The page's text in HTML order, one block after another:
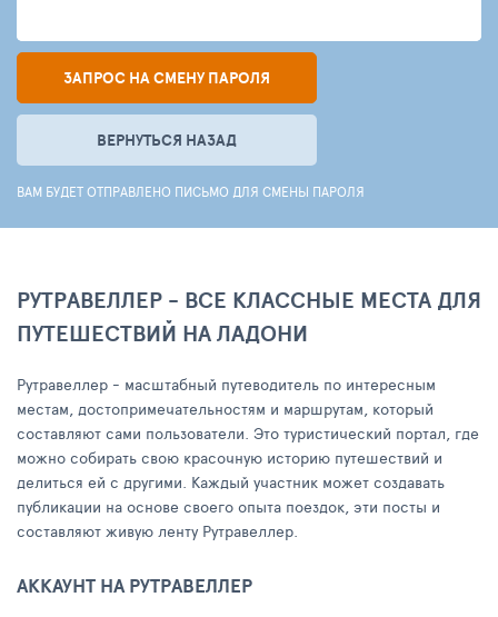
ЗАПРОС НА СМЕНУ ПАРОЛЯ
ВЕРНУТЬСЯ НАЗАД
ВАМ БУДЕТ ОТПРАВЛЕНО ПИСЬМО ДЛЯ СМЕНЫ ПАРОЛЯ
РУТРАВЕЛЛЕР - ВСЕ КЛАССНЫЕ МЕСТА ДЛЯ
ПУТЕШЕСТВИЙ НА ЛАДОНИ
Рутравеллер - масштабный путеводитель по интересным
местам, достопримечательностям и маршрутам, который
составляют сами пользователи. Это туристический портал, где
можно собирать свою красочную историю путешествий и
делиться ей с другими. Каждый участник может создавать
публикации на основе своего опыта поездок, эти посты и
составляют живую ленту Рутравеллер.
АККАУНТ НА РУТРАВЕЛЛЕР